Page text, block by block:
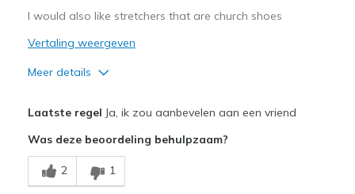
I would also like stretchers that are church shoes
Vertaling weergeven
Meer details
Minpunten
I we like more selections in wide width
Laatste regel Ja, ik zou aanbevelen aan een vriend
Was deze beoordeling behulpzaam?
2 1